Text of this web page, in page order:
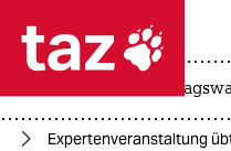
 taz
taz zahl
Expertenveranstaltung